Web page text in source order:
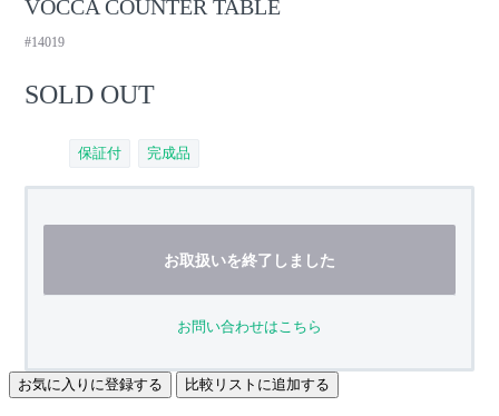
VOCCA COUNTER TABLE
#14019
SOLD OUT
保証付 完成品
お取扱いを終了しました
お問い合わせはこちら
お気に入りに登録する 比較リストに追加する